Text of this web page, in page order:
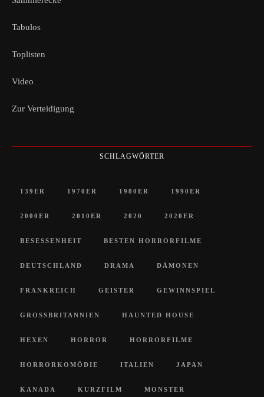
Tabulos
Toplisten
Video
Zur Verteidigung
SCHLAGWÖRTER
139ER 1970ER 1980ER 1990ER
2000ER 2010ER 2020 2020ER
BESESSENHEIT BESTEN HORRORFILME
DEUTSCHLAND DRAMA DÄMONEN
FRANKREICH GEISTER GEWINNSPIEL
GROSSBRITANNIEN HAUNTED HOUSE
HEXEN HORROR HORRORFILME
HORRORKOMÖDIE ITALIEN JAPAN
KANADA KURZFILM MONSTER